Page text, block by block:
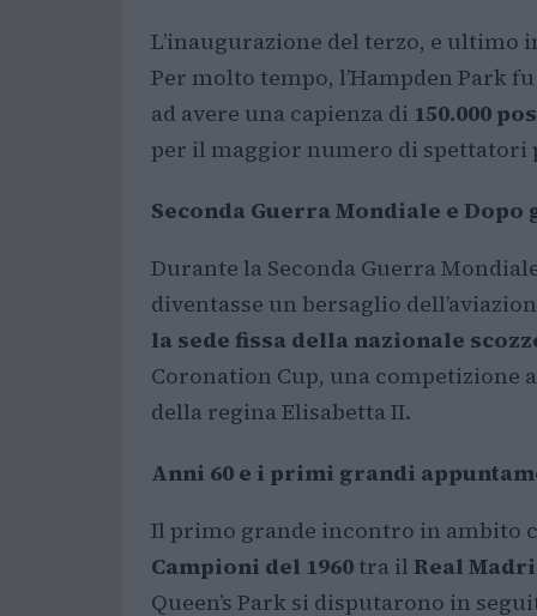
L’inaugurazione del terzo, e ultimo
Per molto tempo, l’Hampden Park
ad avere una capienza di 150.000
per il maggior numero di
Seconda Guerra Mondiale e Dopo
Durante la Seconda Guerra
diventasse un bersaglio
la sede fissa della nazionale
Coronation Cup, una competizione
della regina Elisabetta II.
Anni 60 e i primi grandi
Il primo grande incontro in ambito
Campioni del 1960tra il Real
Queen’s Park si disputarono in